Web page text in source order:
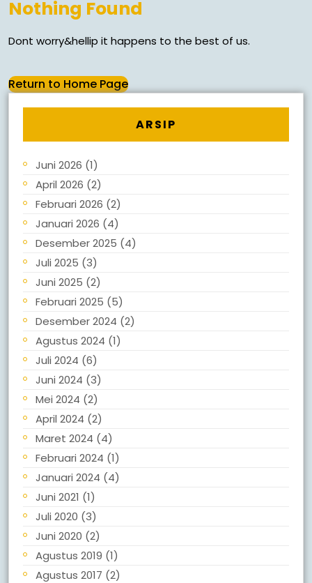
Nothing Found
Dont worry&hellip it happens to the best of us.
Return to Home Page
ARSIP
Juni 2026 (1)
April 2026 (2)
Februari 2026 (2)
Januari 2026 (4)
Desember 2025 (4)
Juli 2025 (3)
Juni 2025 (2)
Februari 2025 (5)
Desember 2024 (2)
Agustus 2024 (1)
Juli 2024 (6)
Juni 2024 (3)
Mei 2024 (2)
April 2024 (2)
Maret 2024 (4)
Februari 2024 (1)
Januari 2024 (4)
Juni 2021 (1)
Juli 2020 (3)
Juni 2020 (2)
Agustus 2019 (1)
Agustus 2017 (2)